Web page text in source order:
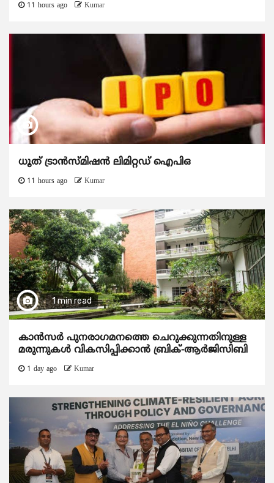
11 hours ago Kumar
ധൂത് ട്രാൻസ്മിഷൻ ലിമിറ്റഡ് ഐപിഒ
11 hours ago Kumar
1 min read
കാന്‍സര്‍ പുനരാഗമനത്തെ ചെറുക്കുന്നതിനുള്ള
മരുന്നുകള്‍ വികസിപ്പിക്കാന്‍ ബ്രിക്-ആര്‍ജിസിബി
1 day ago Kumar